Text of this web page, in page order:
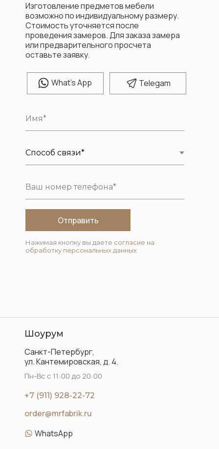
What's App Telegam
Изготовление предметов мебели
возможно по индивидуальному размеру.
Стоимость уточняется после
проведения замеров. Для заказа замера
или предварительного просчета
оставьте заявку.
Отправить
Нажимая кнопку вы даете согласие на
обработку персональных данных
order@mrfabrik.ru
Санкт-Петербург,
ул. Кантемировская, д. 4.
Шоурум
+7 (911) 928-22-72
Пн-Вс с 11:00 до 20:00
WhatsApp